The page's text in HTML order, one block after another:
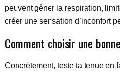
peuvent gêner la respiration,
créer une sensation d’inconfort
Comment choisir une
Concrètement, teste ta tenue en